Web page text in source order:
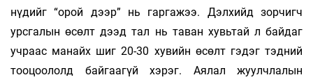
нүдийг “орой дээр” нь гаргажээ. Дэлхийд зорчигч
урсгалын өсөлт дээд тал нь таван хувьтай л байдаг
учраас манайх шиг 20-30 хувийн өсөлт гэдэг тэдний
тооцоололд байгаагүй хэрэг. Аялал жуулчлалын